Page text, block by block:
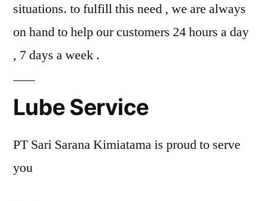
situations. to fulfill this need , we are always
on hand to help our customers 24 hours a day
, 7 days a week .
Lube Service
PT Sari Sarana Kimiatama is proud to serve
you